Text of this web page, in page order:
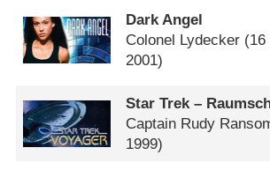
Dark Angel
Colonel Lydecker (16
2001)
Star Trek –
Captain Rudy
1999)